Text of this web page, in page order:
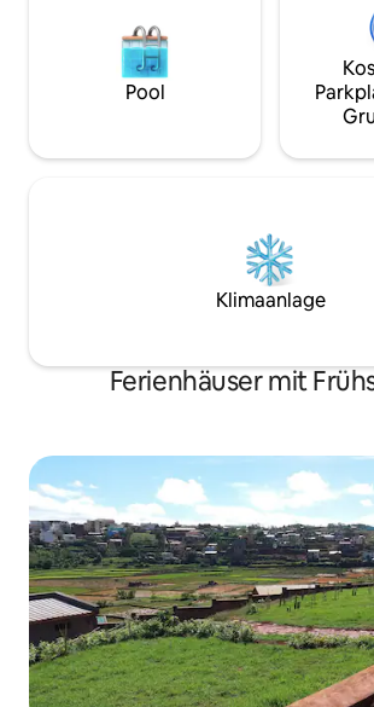
Pool
Klimaanlage
Ferienhäuser mit